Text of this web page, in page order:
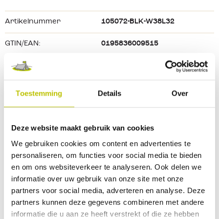
Toestemming Details Over
Deze website maakt gebruik van cookies
We gebruiken cookies om content en advertenties te
personaliseren, om functies voor social media te bieden
en om ons websiteverkeer te analyseren. Ook delen we
informatie over uw gebruik van onze site met onze
partners voor social media, adverteren en analyse. Deze
partners kunnen deze gegevens combineren met andere
informatie die u aan ze heeft verstrekt of die ze hebben
kunt ook kniebeschermers gebruiken bij deze broek door de
speciale ruimte bij de knieën.
Ook een paar kleine zakken voor wat kleine
benodigdheden.
Materiaal: 73% katoen, 24% nylon en 3% elastaan
Stretch ripstop
Rugged
Twee steekzakken
Twee cargozakken
Ruim muntzakje
Twee versterkte achterzakken
Comfortabel
kruis van Flex Cordura ™ stof
Artikelnummer 105072-BLK-W38L32
GTIN/EAN: 0195836009515
Geslacht
Kleurtint Zwart
Maat W38/L32
Merk Carhartt
Reviews